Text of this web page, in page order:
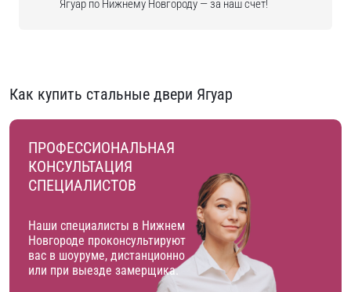
Ягуар по Нижнему Новгороду — за наш счет!
Как купить стальные двери Ягуар
ПРОФЕССИОНАЛЬНАЯ
КОНСУЛЬТАЦИЯ
СПЕЦИАЛИСТОВ
Наши специалисты в Нижнем
Новгороде проконсультируют
вас в шоуруме, дистанционно
или при выезде замерщика.